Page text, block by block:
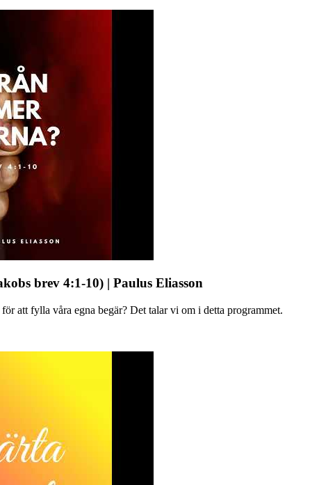
brev 4:1-10) | Paulus Eliasson
att fylla våra egna begär? Det talar vi om i detta programmet.